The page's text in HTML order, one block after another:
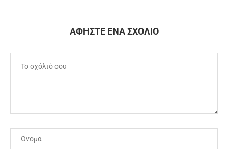
ΑΦΗΣΤΕ ΕΝΑ ΣΧΟΛΙΟ